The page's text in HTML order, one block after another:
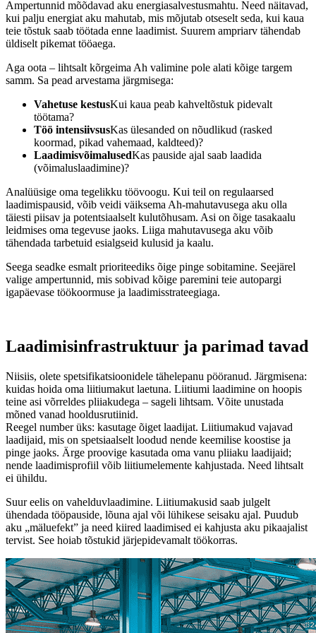
Ampertunnid mõõdavad aku energiasalvestusmahtu. Need näitavad,
kui palju energiat aku mahutab, mis mõjutab otseselt seda, kui kaua
teie tõstuk saab töötada enne laadimist. Suurem ampriarv tähendab
üldiselt pikemat tööaega.
Aga oota – lihtsalt kõrgeima Ah valimine pole alati kõige targem
samm. Sa pead arvestama järgmisega:
Vahetuse kestusKui kaua peab kahveltõstuk pidevalt
töötama?
Töö intensiivsusKas ülesanded on nõudlikud (rasked
koormad, pikad vahemaad, kaldteed)?
LaadimisvõimalusedKas pauside ajal saab laadida
(võimaluslaadimine)?
Analüüsige oma tegelikku töövoogu. Kui teil on regulaarsed
laadimispausid, võib veidi väiksema Ah-mahutavusega aku olla
täiesti piisav ja potentsiaalselt kulutõhusam. Asi on õige tasakaalu
leidmises oma tegevuse jaoks. Liiga mahutavusega aku võib
tähendada tarbetuid esialgseid kulusid ja kaalu.
Seega seadke esmalt prioriteediks õige pinge sobitamine. Seejärel
valige ampertunnid, mis sobivad kõige paremini teie autopargi
igapäevase töökoormuse ja laadimisstrateegiaga.
Laadimisinfrastruktuur ja parimad tavad
Niisiis, olete spetsifikatsioonidele tähelepanu pööranud. Järgmisena:
kuidas hoida oma liitiumakut laetuna. Liitiumi laadimine on hoopis
teine ​​asi võrreldes pliiakudega – sageli lihtsam. Võite unustada
mõned vanad hooldusrutiinid.
Reegel number üks: kasutage õiget laadijat. Liitiumakud vajavad
laadijaid, mis on spetsiaalselt loodud nende keemilise koostise ja
pinge jaoks. Ärge proovige kasutada oma vanu pliiaku laadijaid;
nende laadimisprofiil võib liitiumelemente kahjustada. Need lihtsalt
ei ühildu.
Suur eelis on vahelduvlaadimine. Liitiumakusid saab julgelt
ühendada tööpauside, lõuna ajal või lühikese seisaku ajal. Puudub
aku „mäluefekt” ja need kiired laadimised ei kahjusta aku pikaajalist
tervist. See hoiab tõstukid järjepidevamalt töökorras.